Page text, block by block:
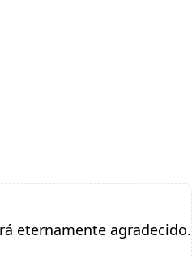
eternamente agradecido.